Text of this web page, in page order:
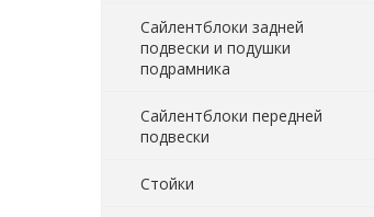
Сайлентблоки задней
подвески и подушки
подрамника
Сайлентблоки передней
подвески
Стойки